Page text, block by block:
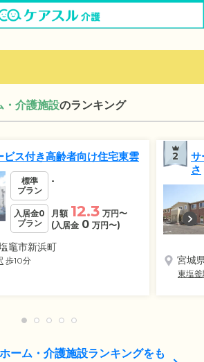
・介護施設のランキング
ビス付き高齢者向け住宅東雲
標準
プラン
-
入居金0
プラン
月額 12.3 万円〜
(入居金 0 万円〜)
竈市新浜町
歩10分
2
サ
さ
宮城
東塩
ーム・介護施設ランキングをも